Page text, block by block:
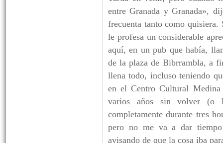
entre Granada y Granada»,
frecuenta tanto como quisiera.
le profesa un considerable
aquí, en un pub que había,
de la plaza de Bibrrambla, a
llena todo, incluso teniendo
en el Centro Cultural
varios años sin volver (o
completamente durante tres
pero no me va a dar tiempo
avisando de que la cosa iba